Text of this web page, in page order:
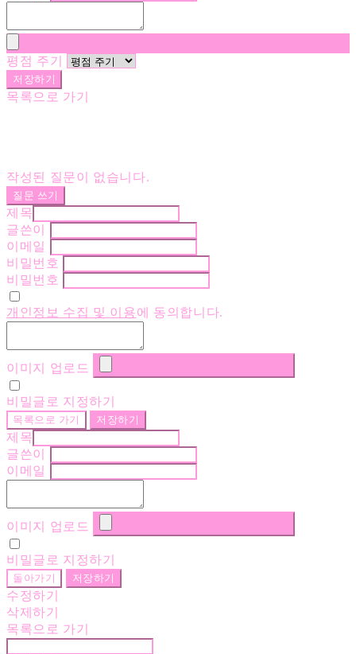
평점 주기
저장하기
목록으로 가기
작성된 질문이 없습니다.
질문 쓰기
제목
글쓴이
이메일
비밀번호
비밀번호
개인정보 수집 및 이용에 동의합니다.
이미지 업로드
비밀글로 지정하기
목록으로 가기 저장하기
제목
글쓴이
이메일
이미지 업로드
비밀글로 지정하기
돌아가기 저장하기
수정하기
삭제하기
목록으로 가기